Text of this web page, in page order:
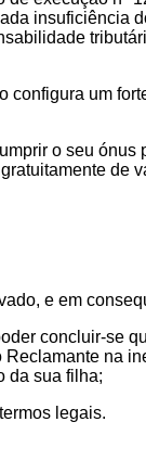
insuficiência
configura um
o seu
de
e em
concluir-se
na
da sua filha;
legais.